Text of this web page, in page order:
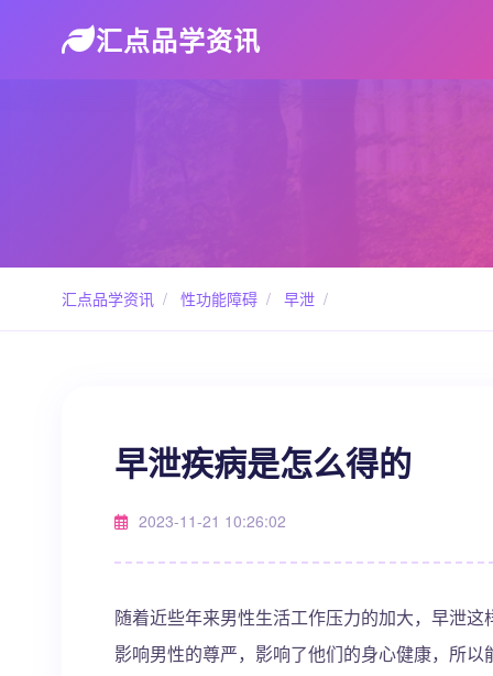
汇点品学资讯
汇点品学资讯 / 性功能障碍 / 早泄 /
早泄疾病是怎么得的
2023-11-21 10:26:02
随着近些年来男性生活工作压力的加大，早泄
影响男性的尊严，影响了他们的身心健康，所